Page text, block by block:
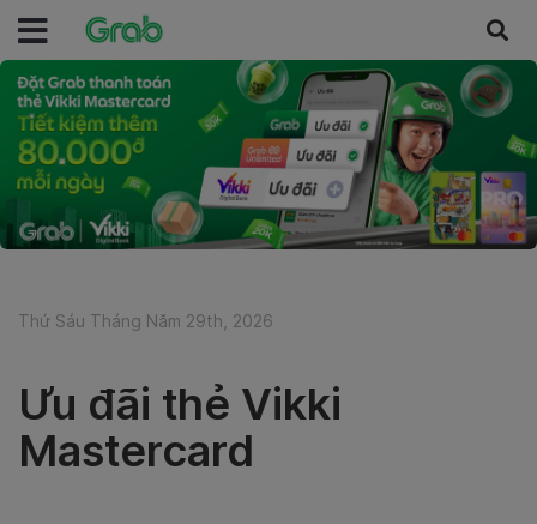
Thứ Sáu Tháng Năm 29th, 2026
Ưu đãi thẻ Vikki
Mastercard